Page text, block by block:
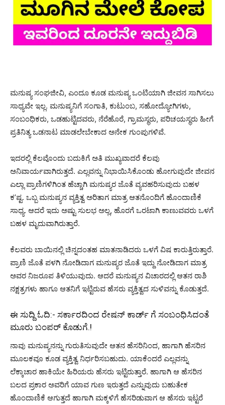
ಮನುಷ್ಯ ಸಂಘಜೀವಿ, ಎಂದೂ ಕೂಡ ಮನುಷ್ಯ ಒಂಟಿಯಾಗಿ ಜೀವನ ಸಾಗಿಸಲು
ಸಾಧ್ಯವೇ ಇಲ್ಲ. ಮನುಷ್ಯನಿಗೆ ಸಂಗಾತಿ, ಕುಟುಂಬ, ಸಹೋದ್ಯೋಗಿಗಳು,
ಸಂಬಂಧಿಕರು, ಒಡಹುಟ್ಟಿದವರು, ನೆರೆಹೊರೆ, ಗ್ರಾಮಸ್ಥರು, ಪರಿಚಯಸ್ಥರು ಹೀಗೆ
ಪ್ರತಿನಿತ್ಯ ಒಡನಾಟ ಮಾಡಲೇಬೇಕಾದ ಅನೇಕ ಗುಂಪುಗಳಿವೆ.
ಇದರಲ್ಲಿ ಕೆಲವೊಂದು ಬದುಕಿಗೆ ಅತಿ ಮುಖ್ಯವಾದರೆ ಕೆಲವು
ಅನಿವಾರ್ಯವಾಗಿರುತ್ತದೆ. ಎಲ್ಲವನ್ನು ನಿಭಾಯಿಸಿಕೊಂಡು ಹೋಗುವುದೇ ಜೀವನ
ಎಲ್ಲಾ ಪ್ರಾಣಿಗಳಿಗಿಂತ ಹೆಚ್ಚಾಗಿ ಮನುಷ್ಯರ ಜೊತೆ ವ್ಯವಹರಿಸುವುದು ಬಹಳ
ಕ’ಷ್ಟ. ಒಬ್ಬ ಮನುಷ್ಯನ ವ್ಯಕ್ತಿತ್ವ ಅರಿತಾಗ ಮಾತ್ರ ಆತನೊಂದಿಗೆ ಹೊಂದಾಣಿಕೆ
ಸಾಧ್ಯ. ಆದರೆ ಇದು ಅಷ್ಟು ಸುಲಭ ಅಲ್ಲ, ಹೊರಗೆ ಒರಟಾಗಿ ಕಾಣುವವರು ಒಳಗೆ
ಬಹಳ ಮೃದುವಾಗಿರುತ್ತಾರೆ.
ಕೆಲವರು ಬಾಯಿನಲ್ಲಿ ಚಿನ್ನದಂತಹ ಮಾತನಾಡಿದರು ಒಳಗೆ ವಿಷ ಕಾರುತ್ತಿರುತ್ತಾರೆ.
ಪ್ರಾಣಿ ಜೊತೆ ಪಳಗಿ ನೋಡಿದಾಗ ಮನುಷ್ಯರ ಜೊತೆ ಇದ್ದು ನೋಡಿದಾಗ ಮಾತ್ರ
ಅವರ ನಿಜರೂಪ ತಿಳಿಯುವುದು. ಆದರೆ ಮನುಷ್ಯನ ವಿಚಾರದಲ್ಲಿ ಆತನ ರಾಶಿ
ನಕ್ಷತ್ರಗಳು ಹಾಗೂ ಆತನಿಗೆ ಇಟ್ಟಿರುವ ಹೆಸರು ವ್ಯಕ್ತಿತ್ವದ ಸುಳಿವನ್ನು ಕೊಡುತ್ತದೆ.
ಈ ಸುದ್ದಿ ಓದಿ:- ಸರ್ಕಾರದಿಂದ ರೇಷನ್ ಕಾರ್ಡ್ ಗೆ ಸಂಬಂಧಿಸಿದಂತೆ
ಮೂರು ಬಂಪರ್ ಕೊಡುಗೆ.!
ನಾವು ಮನುಷ್ಯನನ್ನು ಗುರುತಿಸುವುದೇ ಆತನ ಹೆಸರಿನಿಂದ, ಹಾಗಾಗಿ ಹೆಸರಿನ
ಮೂಲಕವೂ ಕೂಡ ವ್ಯಕ್ತಿತ್ವ ನಿರ್ಧರಿಸಬಹುದು. ಯಾಕೆಂದರೆ ಎಲ್ಲವನ್ನು
ಲೆಕ್ಕಾಚಾರ ಹಾಕಿಯೇ ಹಿರಿಯರು ಹೆಸರು ಇಟ್ಟಿರುತ್ತಾರೆ. ಹಾಗಾಗಿ ಆ ಹೆಸರಿನ
ಬಲದ ಪ್ರಕಾರ ಅವರಿಗೆ ಯಾವ ಗುಣ ಇರುತ್ತದೆ ಎನ್ನುವುದು ಬಹುತೇಕ
ಹೊಂದಾಣಿಕೆ ಆಗುತ್ತದೆ ಹಾಗಾಗಿ ಮಕ್ಕಳಿಗೆ ಹೆಸರಿಡುವಾಗ ಆ ಹೆಸರು ಇಟ್ಟರೆ